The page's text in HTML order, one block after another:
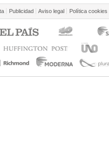
Publicidad Aviso legal Política cookies